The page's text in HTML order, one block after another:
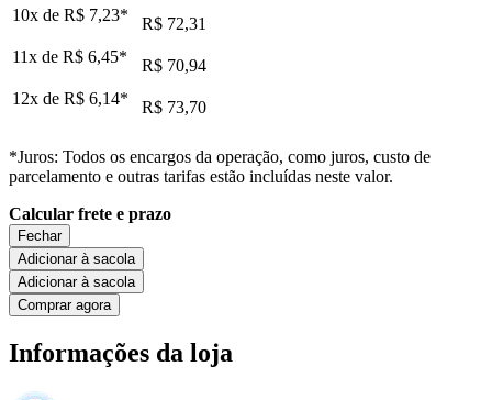
10x de R$ 7,23*
R$ 72,31
11x de R$ 6,45*
R$ 70,94
12x de R$ 6,14* R$ 73,70
*Juros: Todos os encargos da operação, como juros, custo de
parcelamento e outras tarifas estão incluídas neste valor.
Calcular frete e prazo
Fechar
Adicionar à sacola
Adicionar à sacola
Comprar agora
Informações da loja